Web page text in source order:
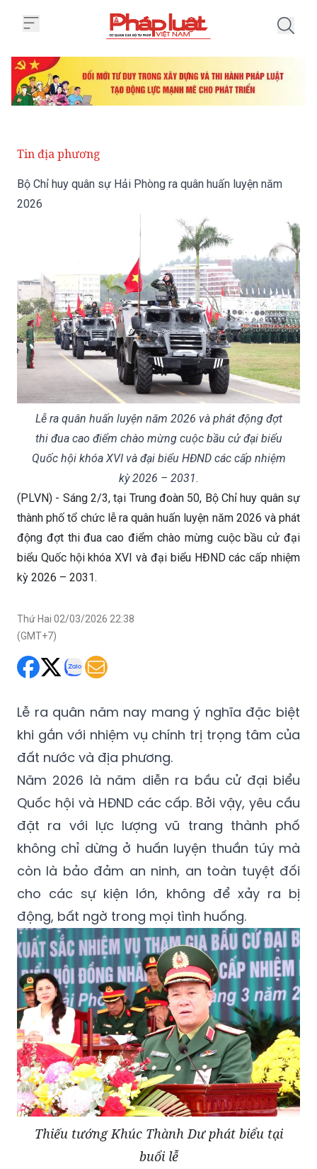
Tin địa phương
Bộ Chỉ huy quân sự Hải Phòng ra quân huấn luyện năm
2026
Lễ ra quân huấn luyện năm 2026 và phát động đợt
thi đua cao điểm chào mừng cuộc bầu cử đại biểu
Quốc hội khóa XVI và đại biểu HĐND các cấp nhiệm
kỳ 2026 – 2031.
(PLVN) - Sáng 2/3, tại Trung đoàn 50, Bộ Chỉ huy quân sự
thành phố tổ chức lễ ra quân huấn luyện năm 2026 và phát
động đợt thi đua cao điểm chào mừng cuộc bầu cử đại
biểu Quốc hội khóa XVI và đại biểu HĐND các cấp nhiệm
kỳ 2026 – 2031.
Thứ Hai 02/03/2026 22:38
(GMT+7)
Lễ ra quân năm nay mang ý nghĩa đặc biệt
khi gắn với nhiệm vụ chính trị trọng tâm của
đất nước và địa phương.
Năm 2026 là năm diễn ra bầu cử đại biểu
Quốc hội và HĐND các cấp. Bởi vậy, yêu cầu
đặt ra với lực lượng vũ trang thành phố
không chỉ dừng ở huấn luyện thuần túy mà
còn là bảo đảm an ninh, an toàn tuyệt đối
cho các sự kiện lớn, không để xảy ra bị
động, bất ngờ trong mọi tình huống.
Thiếu tướng Khúc Thành Dư phát biểu tại
buổi lễ